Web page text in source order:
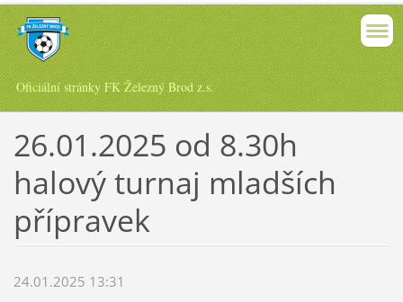
Oficiální stránky FK Železný Brod z.s.
26.01.2025 od 8.30h
halový turnaj mladších
přípravek
24.01.2025 13:31